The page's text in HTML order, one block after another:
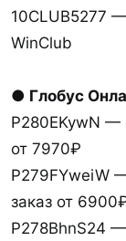
10CLUB5277
WinClub
● Глобус
P280EKywN —
от 7970₽
P279FYweiW
заказ от
P278BhnS24